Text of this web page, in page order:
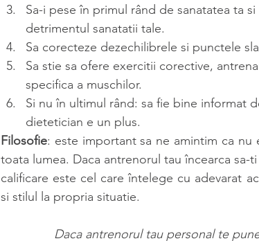
Sa-i pese în primul rând de sanatatea ta
detrimentul sanatatii tale.
Sa corecteze dezechilibrele si punctele
Sa stie sa ofere exercitii corective,
specifica a muschilor.
Si nu în ultimul rând: sa fie bine informat
dietetician e un plus.
Filosofie: este important sa ne amintim ca nu
toata lumea. Daca antrenorul tau încearca
calificare este cel care întelege cu adevarat
si stilul la propria situatie.
Daca antrenorul tau personal te